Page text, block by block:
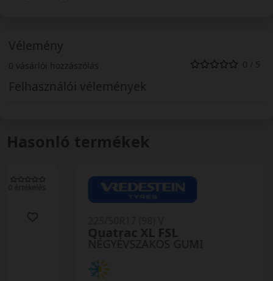
Vélemény
0 vásárlói hozzászólás 0 / 5
Felhasználói vélemények
Hasonló termékek
NÉGYÉVSZAKOS GUMI
Quatrac XL FSL
225/50R17 (98) V